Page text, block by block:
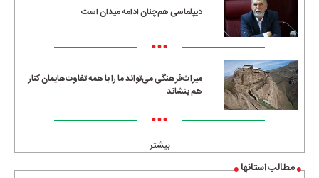
دیپلماسی هم‌چنان ادامه میدان است
•••
میراث‌فرهنگی می‌تواند ما را با همه تفاوت‌هایمان کنار
هم بنشاند
•••
بیشتر
مطالب استانها